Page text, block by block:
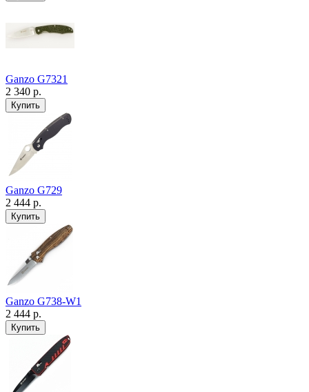
Ganzo G7321
2 340 р.
Ganzo G729
2 444 р.
Ganzo G738-W1
2 444 р.